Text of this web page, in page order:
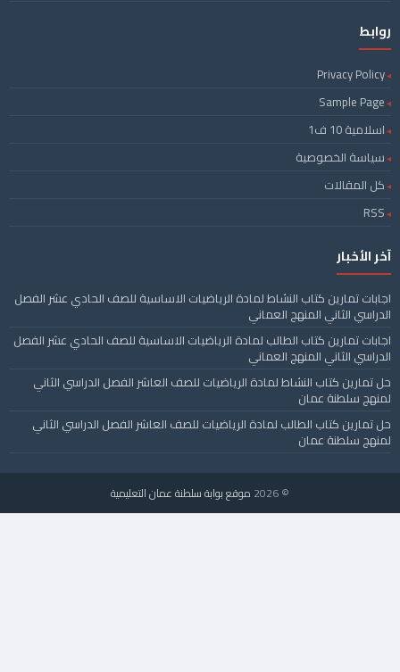
روابط
Privacy Policy
Sample Page
اسلامية 10 ف1
سياسة الخصوصية
كل المقالات
RSS
آخر الأخبار
اجابات تمارين كتاب النشاط لمادة الرياضيات الاساسية للصف الحادي عشر الفصل
الدراسي الثاني المنهج العماني
اجابات تمارين كتاب الطالب لمادة الرياضيات الاساسية للصف الحادي عشر الفصل
الدراسي الثاني المنهج العماني
حل تمارين كتاب النشاط لمادة الرياضيات للصف العاشر الفصل الدراسي الثاني
لمنهج سلطنة عمان
حل تمارين كتاب الطالب لمادة الرياضيات للصف العاشر الفصل الدراسي الثاني
لمنهج سلطنة عمان
© 2026 موقع بوابة سلطنة عمان التعليمية